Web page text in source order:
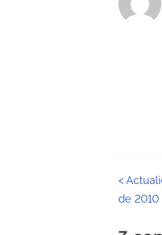
N
a
<
de 2010